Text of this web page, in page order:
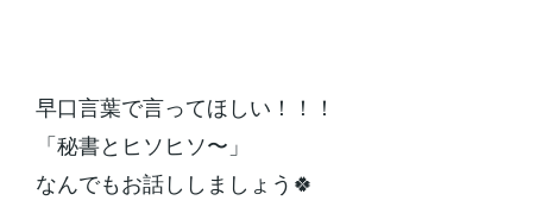
早口言葉で言ってほしい！！！
「秘書とヒソヒソ〜」
なんでもお話ししましょう🍀